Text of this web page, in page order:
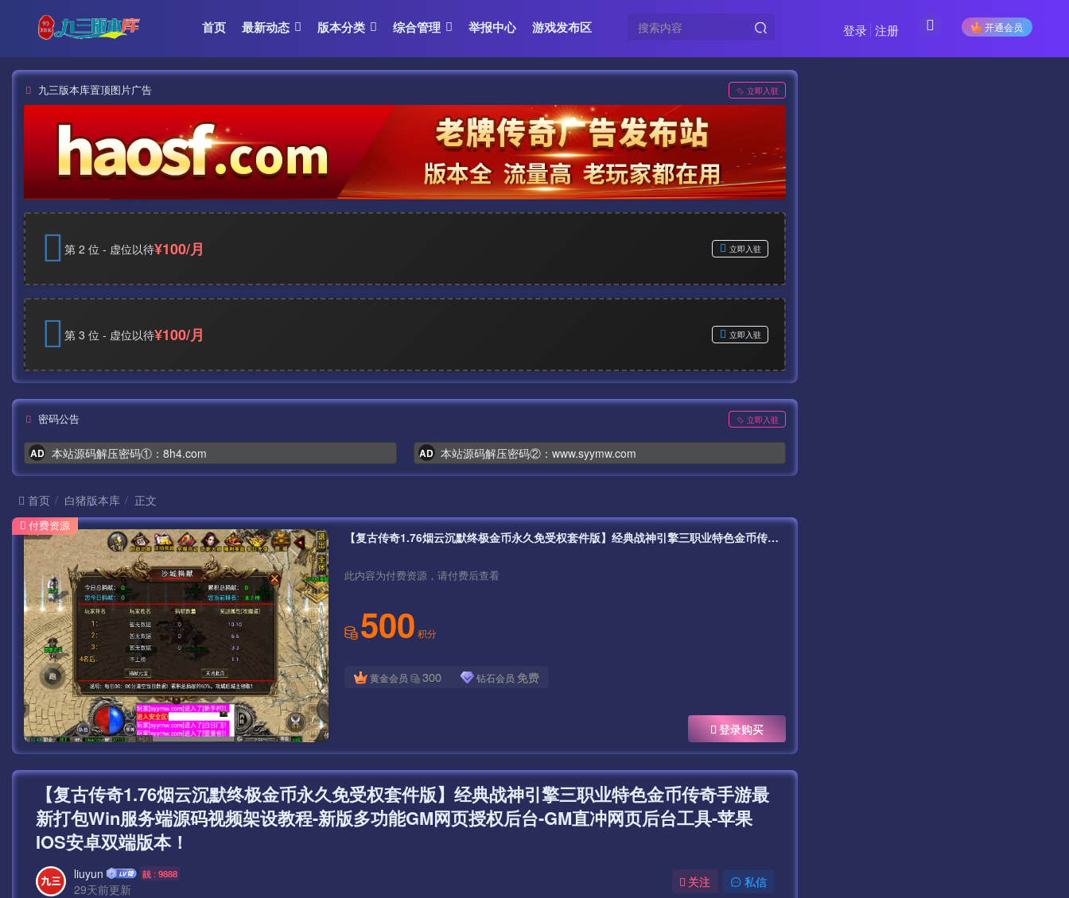
首页 最新动态 版本分类 综合管理 举报中心 游戏发布区 开通会员
登录 注册
九三版本库置顶图片广告 立即入驻
第 2 位 - 虚位以待¥100/月 立即入驻
第 3 位 - 虚位以待¥100/月 立即入驻
密码公告 立即入驻
AD 本站源码解压密码①：8h4.com AD 本站源码解压密码②：www.syymw.com
首页 白猪版本库 正文
【复古传奇1.76烟云沉默终极金币永久免受权套件版】经典战神引擎三职业特色金币传奇手游最新打包Win服务端源码视频架设教程-新版多功能GM网页授权后台-GM直冲网页后台工具-苹果IOS安卓双端版本！
此内容为付费资源，请付费后查看
500 积分
黄金会员 300 钻石会员 免费
登录购买
付费资源
【复古传奇1.76烟云沉默终极金币永久免受权套件版】经典战神引擎三职业特色金币传奇手游最
新打包Win服务端源码视频架设教程-新版多功能GM网页授权后台-GM直冲网页后台工具-苹果
IOS安卓双端版本！
liuyun 靓 : 9888
29天前更新 关注 私信